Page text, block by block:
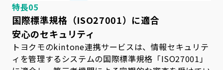
特長05
国際標準規格（ISO27001）に適合
安心のセキュリティ
トヨクモのkintone連携サービスは、情報セキュリテ
ィを管理するシステムの国際標準規格「ISO27001」